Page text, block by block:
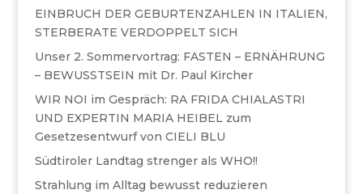
EINBRUCH DER GEBURTENZAHLEN IN ITALIEN,
STERBERATE VERDOPPELT SICH
Unser 2. Sommervortrag: FASTEN – ERNÄHRUNG
– BEWUSSTSEIN mit Dr. Paul Kircher
WIR NOI im Gespräch: RA FRIDA CHIALASTRI
UND EXPERTIN MARIA HEIBEL zum
Gesetzesentwurf von CIELI BLU
Südtiroler Landtag strenger als WHO!!
Strahlung im Alltag bewusst reduzieren